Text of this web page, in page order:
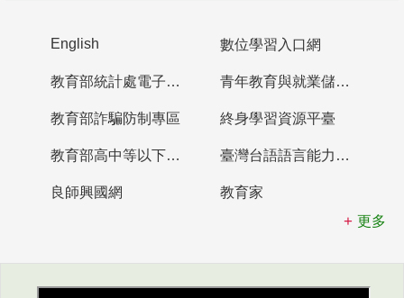
English 數位學習入口網
教育部統計處電子書櫃 青年教育與就業儲蓄帳戶
教育部詐騙防制專區 終身學習資源平臺
教育部高中等以下學校及幼兒園教師資格檢定考試 臺灣台語語言能力認證網站
良師興國網
教育家
更多